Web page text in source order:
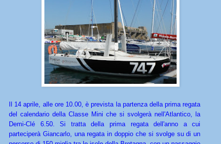
Il 14 aprile, alle ore 10.00, è prevista la partenza della prima regata
del calendario della Classe Mini che si svolgerà nell'Atlantico, la
Demi-Clé 6.50. Si tratta della prima regata dell'anno a cui
parteciperà Giancarlo, una regata in doppio che si svolge su di un